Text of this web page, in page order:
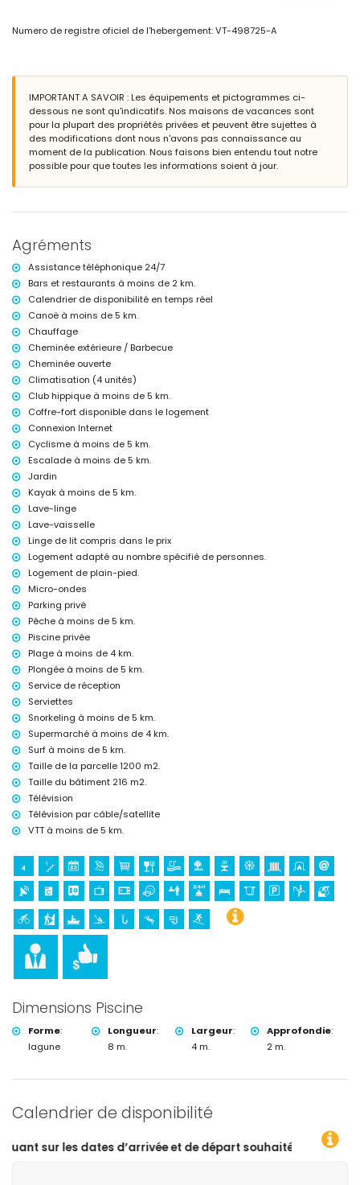
Extérieur de la villa
profondeur
beau jardin avec pelouse, arbres et mobilier de jardin avec transats
2 terrasses, dont 1 couverte
barbecue
douche extérieure
coin salon extérieur et coin repas extérieur
parking privé couvert
Informations supplémentaires
plage la plus proche : La Marineta Casiana (à moins de 4 kilomètres
port le plus proche : Port Balearia Dénia (à moins de 5 kilomètres de la
villa)
parc le plus proche : Parc Naturel du Montgo (à moins de 2 kilomètres
de la villa)
aéroport le plus proche : Alicante (à moins de 100 kilomètres de la
deuxième aéroport le plus proche : Valence (à plus de 100 kilomètres)
les animaux de compagnie ne sont pas admis
le logement est très adapté pour les familles avec enfants
Équipements et services inclus dans le prix de location de la villa
internet (WiFi)
fer et planche à repasser
linge de lit et serviettes
service de réception et service d'urgence 24 heures sur 24
chauffage par air et climatisation
Équipements et services à supplément
lit supplémentaire et lit bébé / lit d'enfant (sur demande)
Divertissements et activités de loisirs pour vos vacances à Dénia,
Costa Blanca
bar et promenade (Paseo Saladar) (à moins de 5 kilomètres de la
Attractions et culture à Dénia, Costa Blanca
église (Dénia), château (Portal de la Vila, Dénia), monument (Château
de Dénia), bâtiment architectural (Château de Dénia) et lieu
historique (Château de Dénia) (à moins de 5 kilomètres de
l'hébergement)
ruine (Molinos de Viento et Javea) (à moins de 10 kilomètres de
musée (Histórico de Javea) (à moins de 25 kilomètres de
l'hébergement)
Sports
équitation, VTT, cyclisme, escalade, canoë, kayak, pêche, plongée,
snorkeling et surf (à moins de 5 kilomètres de la villa)
tennis et golf (La Sella) (à moins de 10 kilomètres de la villa)
Numero de registre oficiel de l'hebergement: VT-498725-A
IMPORTANT A SAVOIR : Les équipements et pictogrammes ci-
dessous ne sont qu'indicatifs. Nos maisons de vacances sont
pour la plupart des propriétés privées et peuvent être sujettes à
des modifications dont nous n'avons pas connaissance au
moment de la publication. Nous faisons bien entendu tout notre
possible pour que toutes les informations soient à jour.
Agréments
Assistance téléphonique 24/7
Bars et restaurants à moins de 2 km.
Calendrier de disponibilité en temps réel
Canoë à moins de 5 km.
Chauffage
Cheminée extérieure / Barbecue
Cheminée ouverte
Climatisation (4 unités)
Club hippique à moins de 5 km.
Coffre-fort disponible dans le logement
Connexion Internet
Cyclisme à moins de 5 km.
Escalade à moins de 5 km.
Jardin
Kayak à moins de 5 km.
Lave-linge
Lave-vaisselle
Linge de lit compris dans le prix
Logement adapté au nombre spécifié de personnes.
Logement de plain-pied.
Micro-ondes
Parking privé
Pêche à moins de 5 km.
Piscine privée
Plage à moins de 4 km.
Plongée à moins de 5 km.
Service de réception
Serviettes
Snorkeling à moins de 5 km.
Supermarché à moins de 4 km.
Surf à moins de 5 km.
Taille de la parcelle 1200 m2.
Taille du bâtiment 216 m2.
Télévision
Télévision par câble/satellite
VTT à moins de 5 km.
Dimensions Piscine
Forme:
lagune
Longueur:
8 m.
Largeur:
4 m.
Approfondie:
2 m.
Calendrier de disponibilité
et de départ souhaitées !